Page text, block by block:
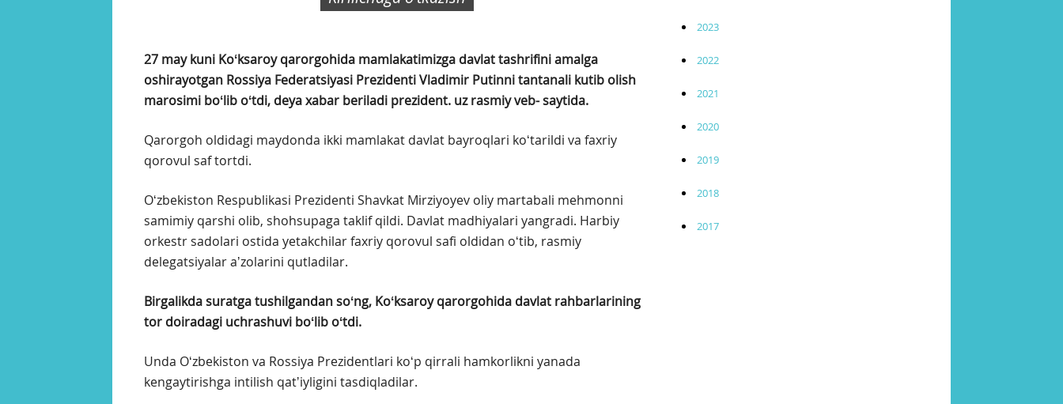
27 may kuni Koʻksaroy qarorgohida mamlakatimizga davlat tashrifini amalga
oshirayotgan Rossiya Federatsiyasi Prezidenti Vladimir Putinni tantanali kutib olish
marosimi boʻlib oʻtdi, deya xabar beriladi prezident. uz rasmiy veb- saytida.
Qarorgoh oldidagi maydonda ikki mamlakat davlat bayroqlari koʻtarildi va faxriy
qorovul saf tortdi.
Oʻzbekiston Respublikasi Prezidenti Shavkat Mirziyoyev oliy martabali mehmonni
samimiy qarshi olib, shohsupaga taklif qildi. Davlat madhiyalari yangradi. Harbiy
orkestr sadolari ostida yetakchilar faxriy qorovul safi oldidan oʻtib, rasmiy
delegatsiyalar aʼzolarini qutladilar.
Birgalikda suratga tushilgandan soʻng, Koʻksaroy qarorgohida davlat rahbarlarining
tor doiradagi uchrashuvi boʻlib oʻtdi.
Unda Oʻzbekiston va Rossiya Prezidentlari koʻp qirrali hamkorlikni yanada
kengaytirishga intilish qatʼiyligini tasdiqladilar.
2023
2022
2021
2020
2019
2018
2017